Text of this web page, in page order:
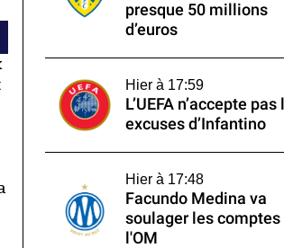
presque 50 millions
d’euros
Hier à 17:59
L’UEFA n’accepte pas
excuses d’Infantino
Hier à 17:48
Facundo Medina va
soulager les comptes
l'OM